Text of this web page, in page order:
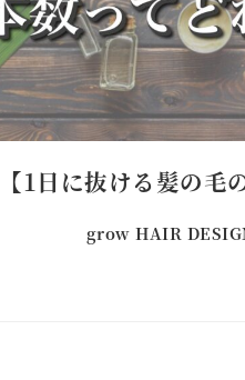
【1日に抜ける髪の毛
grow HAIR